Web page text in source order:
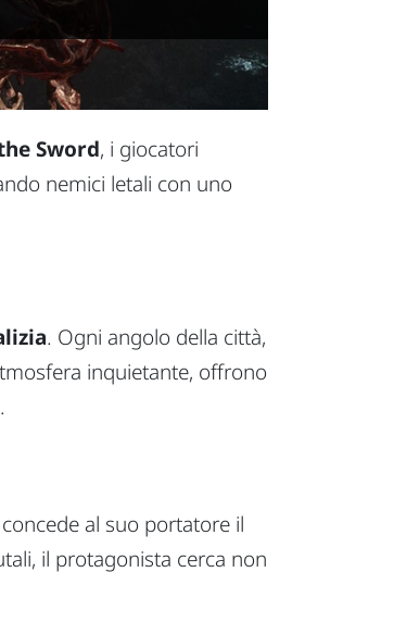
Sword, i giocatori
nemici letali con uno
. Ogni angolo della città,
inquietante, offrono
al suo portatore il
il protagonista cerca non